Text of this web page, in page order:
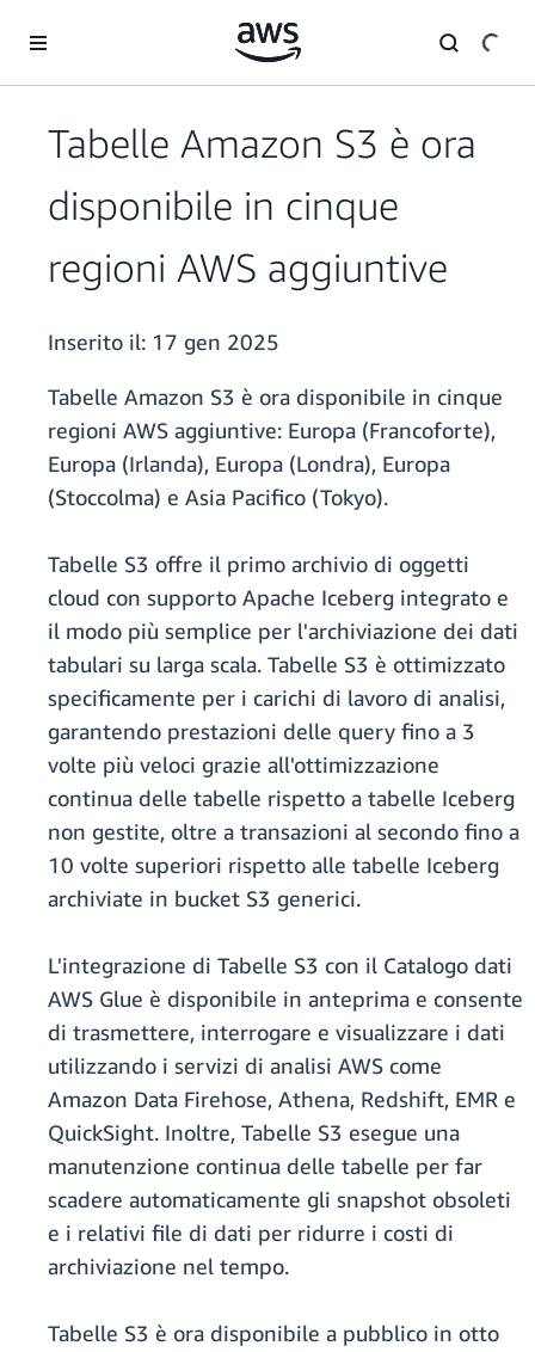
Tabelle Amazon S3 è ora
disponibile in cinque
regioni AWS aggiuntive
Inserito il: 17 gen 2025
Tabelle Amazon S3 è ora disponibile in cinque
regioni AWS aggiuntive: Europa (Francoforte),
Europa (Irlanda), Europa (Londra), Europa
(Stoccolma) e Asia Pacifico (Tokyo).
Tabelle S3 offre il primo archivio di oggetti
cloud con supporto Apache Iceberg integrato e
il modo più semplice per l'archiviazione dei dati
tabulari su larga scala. Tabelle S3 è ottimizzato
specificamente per i carichi di lavoro di analisi,
garantendo prestazioni delle query fino a 3
volte più veloci grazie all'ottimizzazione
continua delle tabelle rispetto a tabelle Iceberg
non gestite, oltre a transazioni al secondo fino a
10 volte superiori rispetto alle tabelle Iceberg
archiviate in bucket S3 generici.
L'integrazione di Tabelle S3 con il Catalogo dati
AWS Glue è disponibile in anteprima e consente
di trasmettere, interrogare e visualizzare i dati
utilizzando i servizi di analisi AWS come
Amazon Data Firehose, Athena, Redshift, EMR e
QuickSight. Inoltre, Tabelle S3 esegue una
manutenzione continua delle tabelle per far
scadere automaticamente gli snapshot obsoleti
e i relativi file di dati per ridurre i costi di
archiviazione nel tempo.
Tabelle S3 è ora disponibile a pubblico in otto